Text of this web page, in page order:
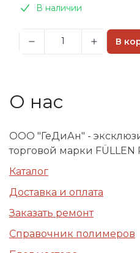
В наличии
В
О нас
ООО "ГеДиАн" -
торговой марки FÜLLEN
Каталог
Доставка и оплата
Заказать ремонт
Справочник полимеров